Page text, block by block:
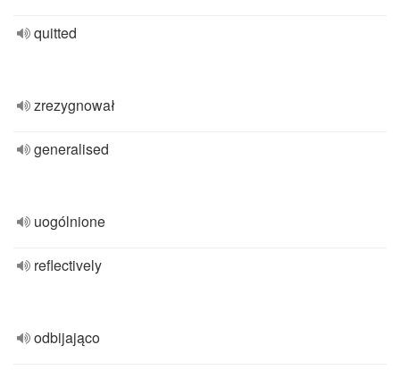
quitted
zrezygnował
generalised
uogólnione
reflectively
odbijająco